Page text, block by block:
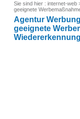
Sie sind hier : internet-web
geeignete
Agentur
geeignete